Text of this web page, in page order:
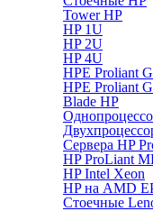
Tower HP
HP 1U
HP 2U
HP 4U
HPE Proliant
HPE Proliant
Blade HP
Сервера HP
HP ProLiant
HP Intel Xeon
HP на AMD
Стоечные